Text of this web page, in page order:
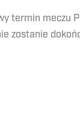
termin meczu
zostanie